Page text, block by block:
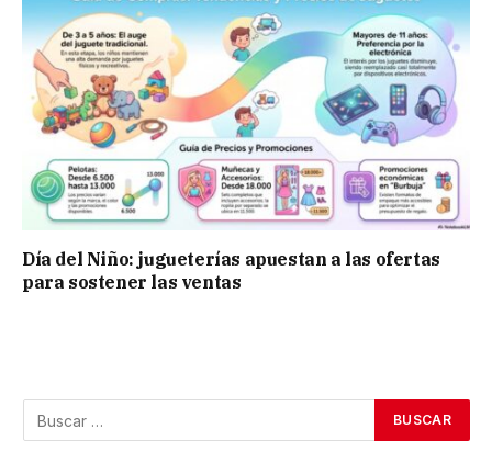
Día del Niño: jugueterías apuestan a las ofertas
para sostener las ventas